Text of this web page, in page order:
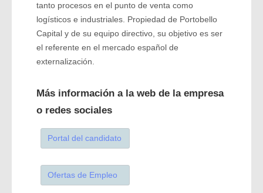
tanto procesos en el punto de venta como
logísticos e industriales. Propiedad de Portobello
Capital y de su equipo directivo, su objetivo es ser
el referente en el mercado español de
externalización.
Más información a la web de la empresa
o redes sociales
Portal del candidato
Ofertas de Empleo